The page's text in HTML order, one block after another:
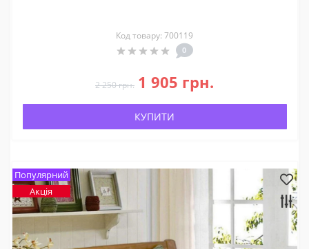
Код товару: 700119
0
2 250 грн. 1 905 грн.
КУПИТИ
Популярний
Акція